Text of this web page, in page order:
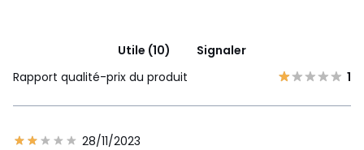
Utile (10)
Signaler
Rapport qualité-prix du produit
1
28/11/2023